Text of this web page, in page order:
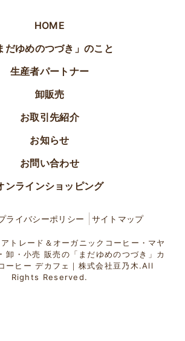
HOME
だゆめのつづき」のこと
生産者パートナー
卸販売
お取引先紹介
お知らせ
お問い合わせ
ンラインショッピング
ライバシーポリシー サイトマップ
トレード＆オーガニックコーヒー・マヤ
卸・小売 販売の「まだゆめのつづき」カ
ーヒー デカフェ｜株式会社豆乃木.All
Rights Reserved.